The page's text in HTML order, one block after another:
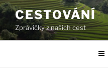
Přejít
k
obsahu
webu
CESTOVÁNÍ
Zprávičky z našich cest